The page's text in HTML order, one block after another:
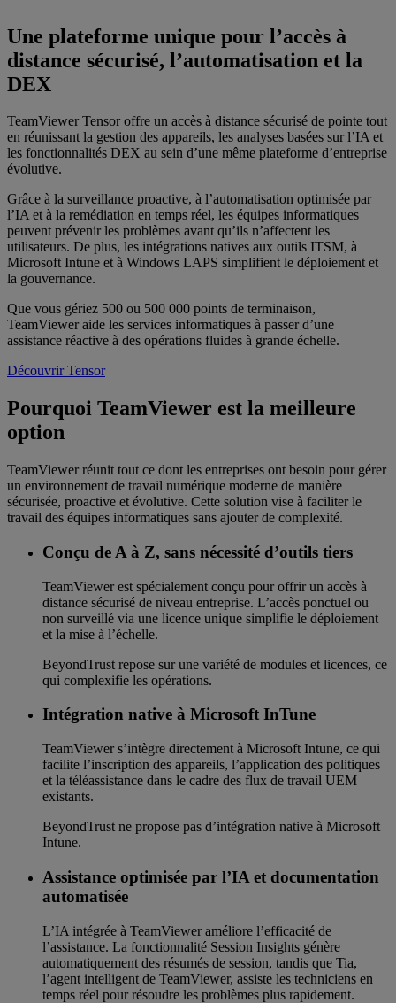
Une plateforme unique pour l’accès à
distance sécurisé, l’automatisation et la
DEX
TeamViewer Tensor offre un accès à distance sécurisé de pointe tout
en réunissant la gestion des appareils, les analyses basées sur l’IA et
les fonctionnalités DEX au sein d’une même plateforme d’entreprise
évolutive.
Grâce à la surveillance proactive, à l’automatisation optimisée par
l’IA et à la remédiation en temps réel, les équipes informatiques
peuvent prévenir les problèmes avant qu’ils n’affectent les
utilisateurs. De plus, les intégrations natives aux outils ITSM, à
Microsoft Intune et à Windows LAPS simplifient le déploiement et
la gouvernance.
Que vous gériez 500 ou 500 000 points de terminaison,
TeamViewer aide les services informatiques à passer d’une
assistance réactive à des opérations fluides à grande échelle.
Découvrir Tensor
Pourquoi TeamViewer est la meilleure
option
TeamViewer réunit tout ce dont les entreprises ont besoin pour gérer
un environnement de travail numérique moderne de manière
sécurisée, proactive et évolutive. Cette solution vise à faciliter le
travail des équipes informatiques sans ajouter de complexité.
Conçu de A à Z, sans nécessité d’outils tiers
TeamViewer est spécialement conçu pour offrir un accès à
distance sécurisé de niveau entreprise. L’accès ponctuel ou
non surveillé via une licence unique simplifie le déploiement
et la mise à l’échelle.
BeyondTrust repose sur une variété de modules et licences, ce
qui complexifie les opérations.
Intégration native à Microsoft InTune
TeamViewer s’intègre directement à Microsoft Intune, ce qui
facilite l’inscription des appareils, l’application des politiques
et la téléassistance dans le cadre des flux de travail UEM
existants.
BeyondTrust ne propose pas d’intégration native à Microsoft
Intune.
Assistance optimisée par l’IA et documentation
automatisée
L’IA intégrée à TeamViewer améliore l’efficacité de
l’assistance. La fonctionnalité Session Insights génère
automatiquement des résumés de session, tandis que Tia,
l’agent intelligent de TeamViewer, assiste les techniciens en
temps réel pour résoudre les problèmes plus rapidement.